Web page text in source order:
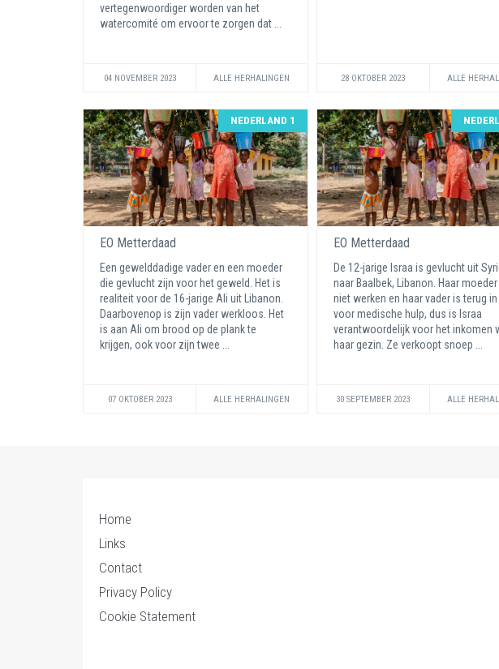
vertegenwoordiger worden van het
watercomité om ervoor te zorgen dat ...
04 NOVEMBER 2023 ALLE HERHALINGEN 28 OKTOBER 2023 ALLE
NEDERLAND 1
EO Metterdaad
Een gewelddadige vader en een moeder
die gevlucht zijn voor het geweld. Het is
realiteit voor de 16-jarige Ali uit Libanon.
Daarbovenop is zijn vader werkloos. Het
is aan Ali om brood op de plank te
krijgen, ook voor zijn twee ...
07 OKTOBER 2023 ALLE HERHALINGEN
EO Metterdaad
De 12-jarige Israa is gevlucht uit
naar Baalbek, Libanon. Haar moeder
niet werken en haar vader is terug in
voor medische hulp, dus is Israa
verantwoordelijk voor het inkomen
haar gezin. Ze verkoopt snoep ...
30 SEPTEMBER 2023 ALLE
Home
Links
Contact
Privacy Policy
Cookie Statement